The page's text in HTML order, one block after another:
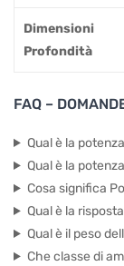
Dimensioni
Profondità
FAQ –
Qual è la
Qual è la
Cosa significa
Qual è la
Qual è il peso
Che classe di